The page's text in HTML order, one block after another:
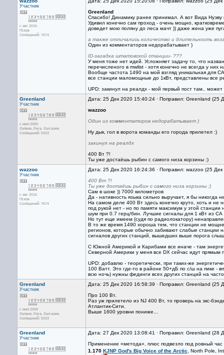
Участник
с авг 2016
Псков
Сообщений: 7674
Greenland
Спасибо! Динамику ранее принимал. А вот Вида
Удивил конечно сам проход - очень мощно,
доведет мою поляну до леса мачт )) даже жена уже
а также отличались количество и длительность
Один из комментаторов недорабатывает )
ID-загадка штатовской станции- ???
У меня тоже нет идей. Усложняет задачу то, что
перечисленого в mwlist - хотя конечно не всегда у них
Вообще частота 1490 на мой взгляд уникальная для
все станции маломощные до 1кВт, представлены все
UPD: закинул на реалдх - мой первый пост там.. может
Greenland
Участник
с июл 2009
Латвия, Рига. Латгалия.
Сообщений: 5323
Дата: 25 Дек 2020 15:40:24 · Поправил: Greenland (25
wazzoo
Один из комментаторов недорабатывает )
Ну дык, гол в ворота команды его города прилетел :)
закинул на реалдх
400 Вт ?!
Ты уже достаёшь рыбин с самого низа корзины :)
wazzoo
Участник
с авг 2016
Псков
Сообщений: 7674
Дата: 25 Дек 2020 16:24:36 · Поправил: wazzoo (25
400 Вт ?!
Ты уже достаёшь рыбин с самого низа корзины :)
Сам в шоке )) 7000 километров
Да - нативность языка сильно выручает, я бы никогда
На самом деле 400 Вт здесь конечно круто, хоть и
под рукой нет - но по памяти максимум у этой
шум при 0.7 герц/бин. Лучшие сигналы для 1 кВт из
Но тут еще имеем (судя по радиолокатору)
В то же время 1490 хороша тем, что станции не
регионов, которые обычно забивают слабые станции
сигналов других станций, вышедших выше порога
С Южной Америкой и Карибами все иначе - там
Северной Америки у меня все DX сейчас идут прямым
UPD: добавлю - теоретически, при таких-же
100 Ватт. Это где-то в районе 50+дБ по с/ш на пике -
всю ночь) нужны фединги всех других станций на
Greenland
Участник
с июл 2009
Латвия, Рига. Латгалия.
Сообщений: 5323
Дата: 25 Дек 2020 16:58:39 · Поправил: Greenland (25
Про 100 Вт.
Раз уж прилетело из NJ 400 Вт, то проверь на экс-
Атлантик-Сити.
Выше 1600 уровни пониже...
Greenland
Участник
Дата: 27 Дек 2020 13:08:41 · Поправил: Greenland (28
Применение «метода», плюс подвезло под ровный час
1.170 KJNP God's Big Voice of the Arctic, North Pole,